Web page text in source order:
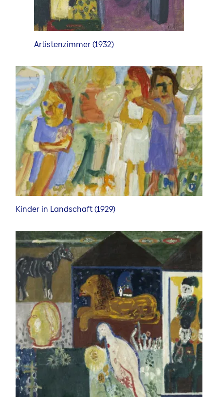
Artistenzimmer (1932)
Kinder in Landschaft (1929)